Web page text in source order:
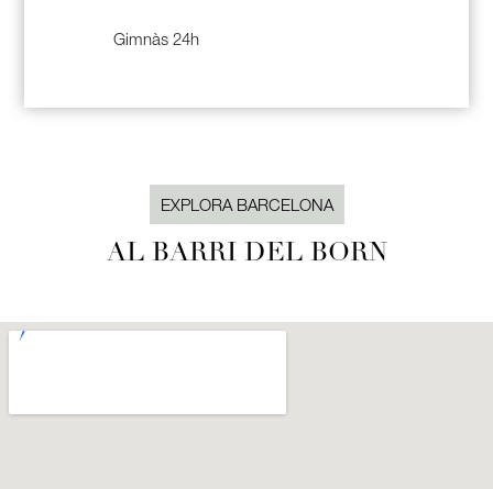
Gimnàs 24h
EXPLORA BARCELONA
AL BARRI DEL BORN